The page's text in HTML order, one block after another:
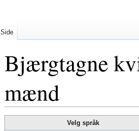
Bjærgtagne
mænd
Velg språk
Side